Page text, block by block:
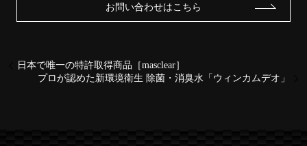
お問い合わせはこちら
日本で唯一の特許取得商品［masclear］
プロが認めた新環境衛生 除菌・消臭水「ウィンカムデオ」